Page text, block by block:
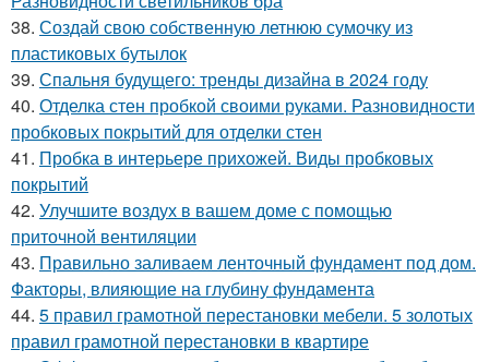
38. Создай свою собственную летнюю сумочку из
пластиковых бутылок
39. Спальня будущего: тренды дизайна в 2024 году
40. Отделка стен пробкой своими руками. Разновидности
пробковых покрытий для отделки стен
41. Пробка в интерьере прихожей. Виды пробковых
покрытий
42. Улучшите воздух в вашем доме с помощью
приточной вентиляции
43. Правильно заливаем ленточный фундамент под дом.
Факторы, влияющие на глубину фундамента
44. 5 правил грамотной перестановки мебели. 5 золотых
правил грамотной перестановки в квартире